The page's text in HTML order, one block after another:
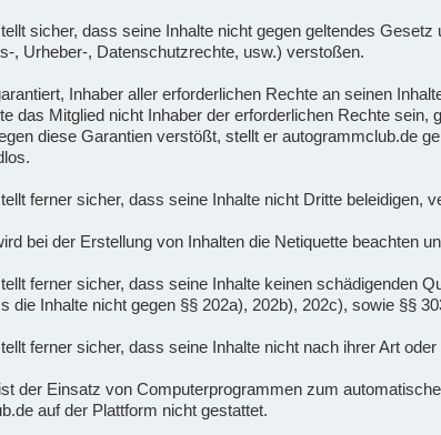
sicher, dass seine Inhalte nicht gegen geltendes
, Urheber-, Datenschutzrechte, usw.) verstoßen.
Inhaber aller erforderlichen Rechte an seinen
das Mitglied nicht Inhaber der erforderlichen Rechte
diese Garantien verstößt, stellt er autogrammclub.de
ferner sicher, dass seine Inhalte nicht Dritte beleidigen,
bei der Erstellung von Inhalten die Netiquette beachten
ferner sicher, dass seine Inhalte keinen schädigenden
die Inhalte nicht gegen §§ 202a), 202b), 202c), sowie §§
ferner sicher, dass seine Inhalte nicht nach ihrer Art
der Einsatz von Computerprogrammen zum
auf der Plattform nicht gestattet.